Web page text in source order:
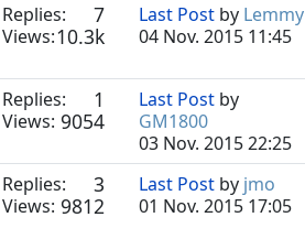
Replies: 7
Views:10.3k
Last Post by Lemmy
04 Nov. 2015 11:45
Replies: 1
Views: 9054
Last Post by
GM1800
03 Nov. 2015 22:25
Replies: 3
Views: 9812
Last Post by jmo
01 Nov. 2015 17:05